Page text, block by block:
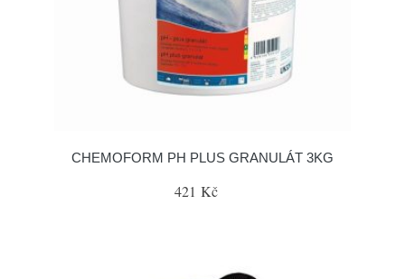
CHEMOFORM PH PLUS GRANULÁT 3KG
421 Kč